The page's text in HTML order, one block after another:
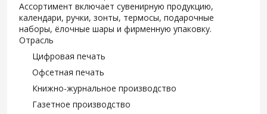
Ассортимент включает сувенирную продукцию,
календари, ручки, зонты, термосы, подарочные
наборы, ёлочные шары и фирменную упаковку.
Отрасль
Цифровая печать
Офсетная печать
Книжно-журнальное производство
Газетное производство